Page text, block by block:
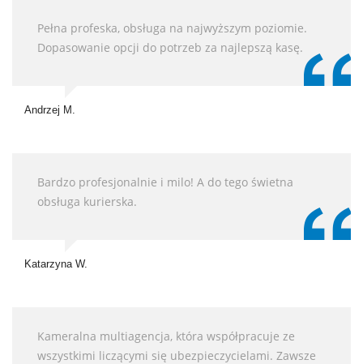
Pełna profeska, obsługa na najwyższym poziomie.
Dopasowanie opcji do potrzeb za najlepszą kasę.
Andrzej M.
Bardzo profesjonalnie i milo! A do tego świetna
obsługa kurierska.
Katarzyna W.
Kameralna multiagencja, która współpracuje ze
wszystkimi liczącymi się ubezpieczycielami. Zawsze